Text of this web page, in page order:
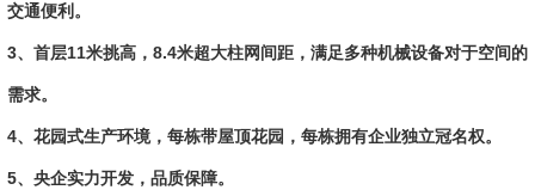
交通便利。
3、首层11米挑高，8.4米超大柱网间距，满足多种机械设备对于空间的
需求。
4、花园式生产环境，每栋带屋顶花园，每栋拥有企业独立冠名权。
5、央企实力开发，品质保障。